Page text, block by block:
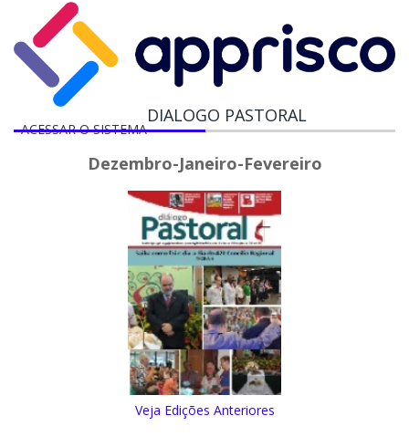
ACESSAR O SISTEMA
DIALOGO PASTORAL
Dezembro-Janeiro-Fevereiro
Veja Edições Anteriores